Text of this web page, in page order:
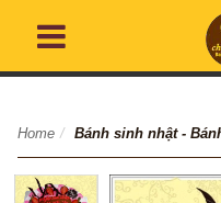
Home / Bánh sinh nhật -